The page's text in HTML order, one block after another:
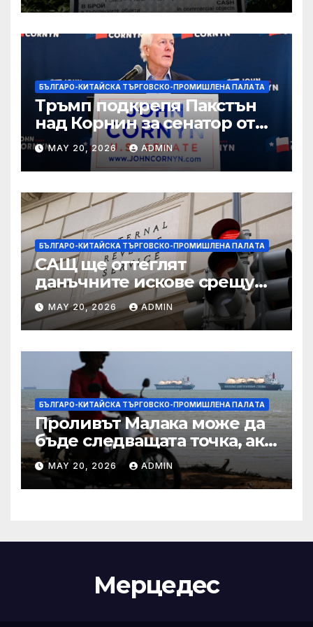
БЪЛГАРО-КИТАЙСКА ТЪРГОВСКО-ПРОМИШЛЕНА ПАЛAТА
Тръмп подкрепя Пакстън
над Корнин за сенатор от
Тексас в шокираща
подкрепа
MAY 20, 2026 ADMIN
БЪЛГАРО-КИТАЙСКА ТЪРГОВСКО-ПРОМИШЛЕНА ПАЛAТА
САЩ ще оттеглят
данъчните искове срещу
Тръмп „завинаги“ в
сделката за съдебно дело с
IRS
MAY 20, 2026 ADMIN
БЪЛГАРО-КИТАЙСКА ТЪРГОВСКО-ПРОМИШЛЕНА ПАЛAТА
Проливът Малака може да
бъде следващата точка, ако
Азия не внимава
MAY 20, 2026 ADMIN
Мерцедес